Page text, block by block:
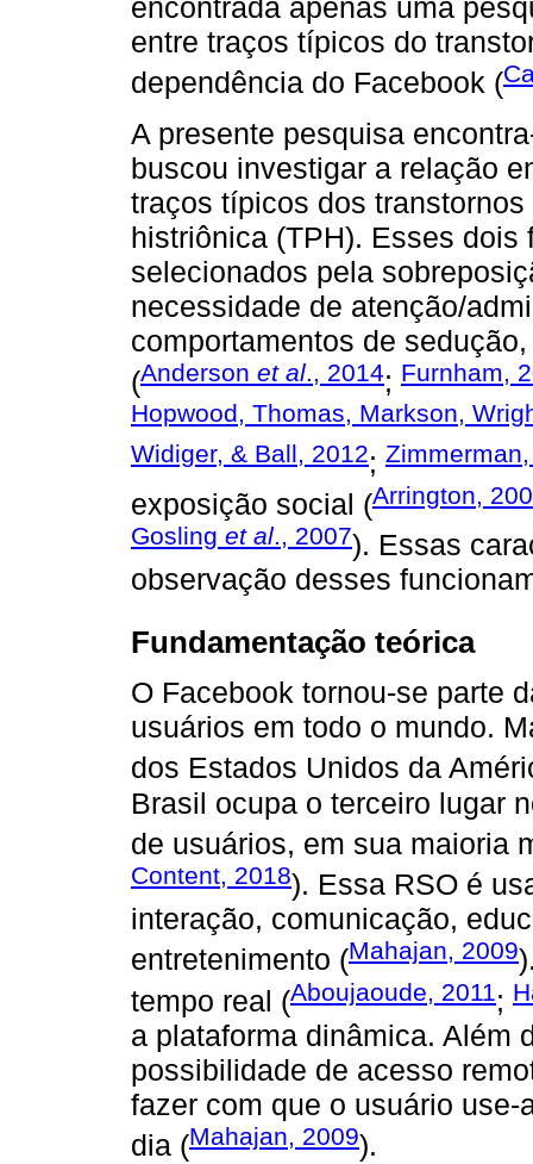
encontrada apenas uma
entre traços típicos do
dependência do Facebook (
A presente pesquisa
buscou investigar a relação
traços típicos dos
histriônica (TPH). Esses
selecionados pela
necessidade de atenção/
comportamentos de
(Anderson et al., 2014; Furnham,
Hopwood, Thomas, Markson,
Widiger, & Ball, 2012;
exposição social (Arrington,
Gosling et al., 2007). Essas
observação desses
Fundamentação teórica
O Facebook tornou-se parte
usuários em todo o mundo.
dos Estados Unidos da
Brasil ocupa o terceiro lugar
de usuários, em sua maioria
Content, 2018). Essa RSO é
interação, comunicação,
entretenimento (Mahajan, 2009
tempo real (Aboujaoude, 2011;
a plataforma dinâmica. Além
possibilidade de acesso
fazer com que o usuário
dia (Mahajan, 2009).